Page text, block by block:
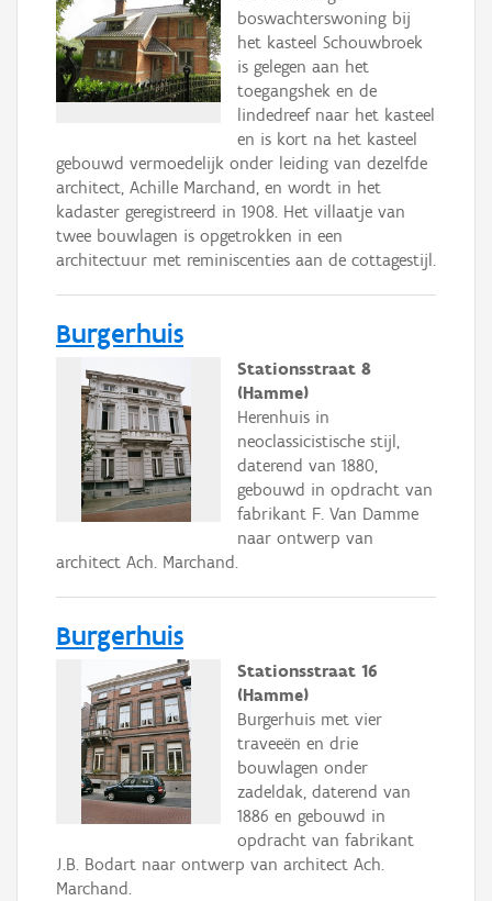
boswachterswoning bij
het kasteel Schouwbroek
is gelegen aan het
toegangshek en de
lindedreef naar het kasteel
en is kort na het kasteel
gebouwd vermoedelijk onder leiding van dezelfde
architect, Achille Marchand, en wordt in het
kadaster geregistreerd in 1908. Het villaatje van
twee bouwlagen is opgetrokken in een
architectuur met reminiscenties aan de cottagestijl.
Burgerhuis
Stationsstraat 8
(Hamme)
Herenhuis in
neoclassicistische stijl,
daterend van 1880,
gebouwd in opdracht van
fabrikant F. Van Damme
naar ontwerp van
architect Ach. Marchand.
Burgerhuis
Stationsstraat 16
(Hamme)
Burgerhuis met vier
traveeën en drie
bouwlagen onder
zadeldak, daterend van
1886 en gebouwd in
opdracht van fabrikant
J.B. Bodart naar ontwerp van architect Ach.
Marchand.